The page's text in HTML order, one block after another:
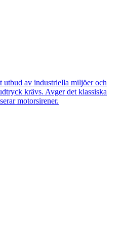
utbud av industriella miljöer och
krävs. Avger det klassiska
motorsirener.